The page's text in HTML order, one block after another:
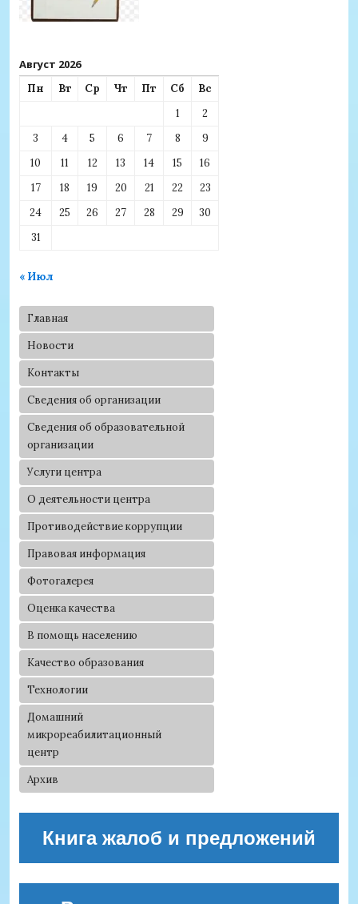
Август 2026
Пн Вт Ср Чт Пт Сб
Вс
1
2
3
4 5 6 7 8
9
10
11 12 13 14 15
16
17
18 19 20 21 22
23
24
25 26 27 28 29
30
31
« Июл
Главная
Новости
Контакты
Сведения об организации
Сведения об образовательной
организации
Услуги центра
О деятельности центра
Противодействие коррупции
Правовая информация
Фотогалерея
Оценка качества
В помощь населению
Качество образования
Технологии
Домашний
микрореабилитационный
центр
Архив
Книга жалоб и предложений